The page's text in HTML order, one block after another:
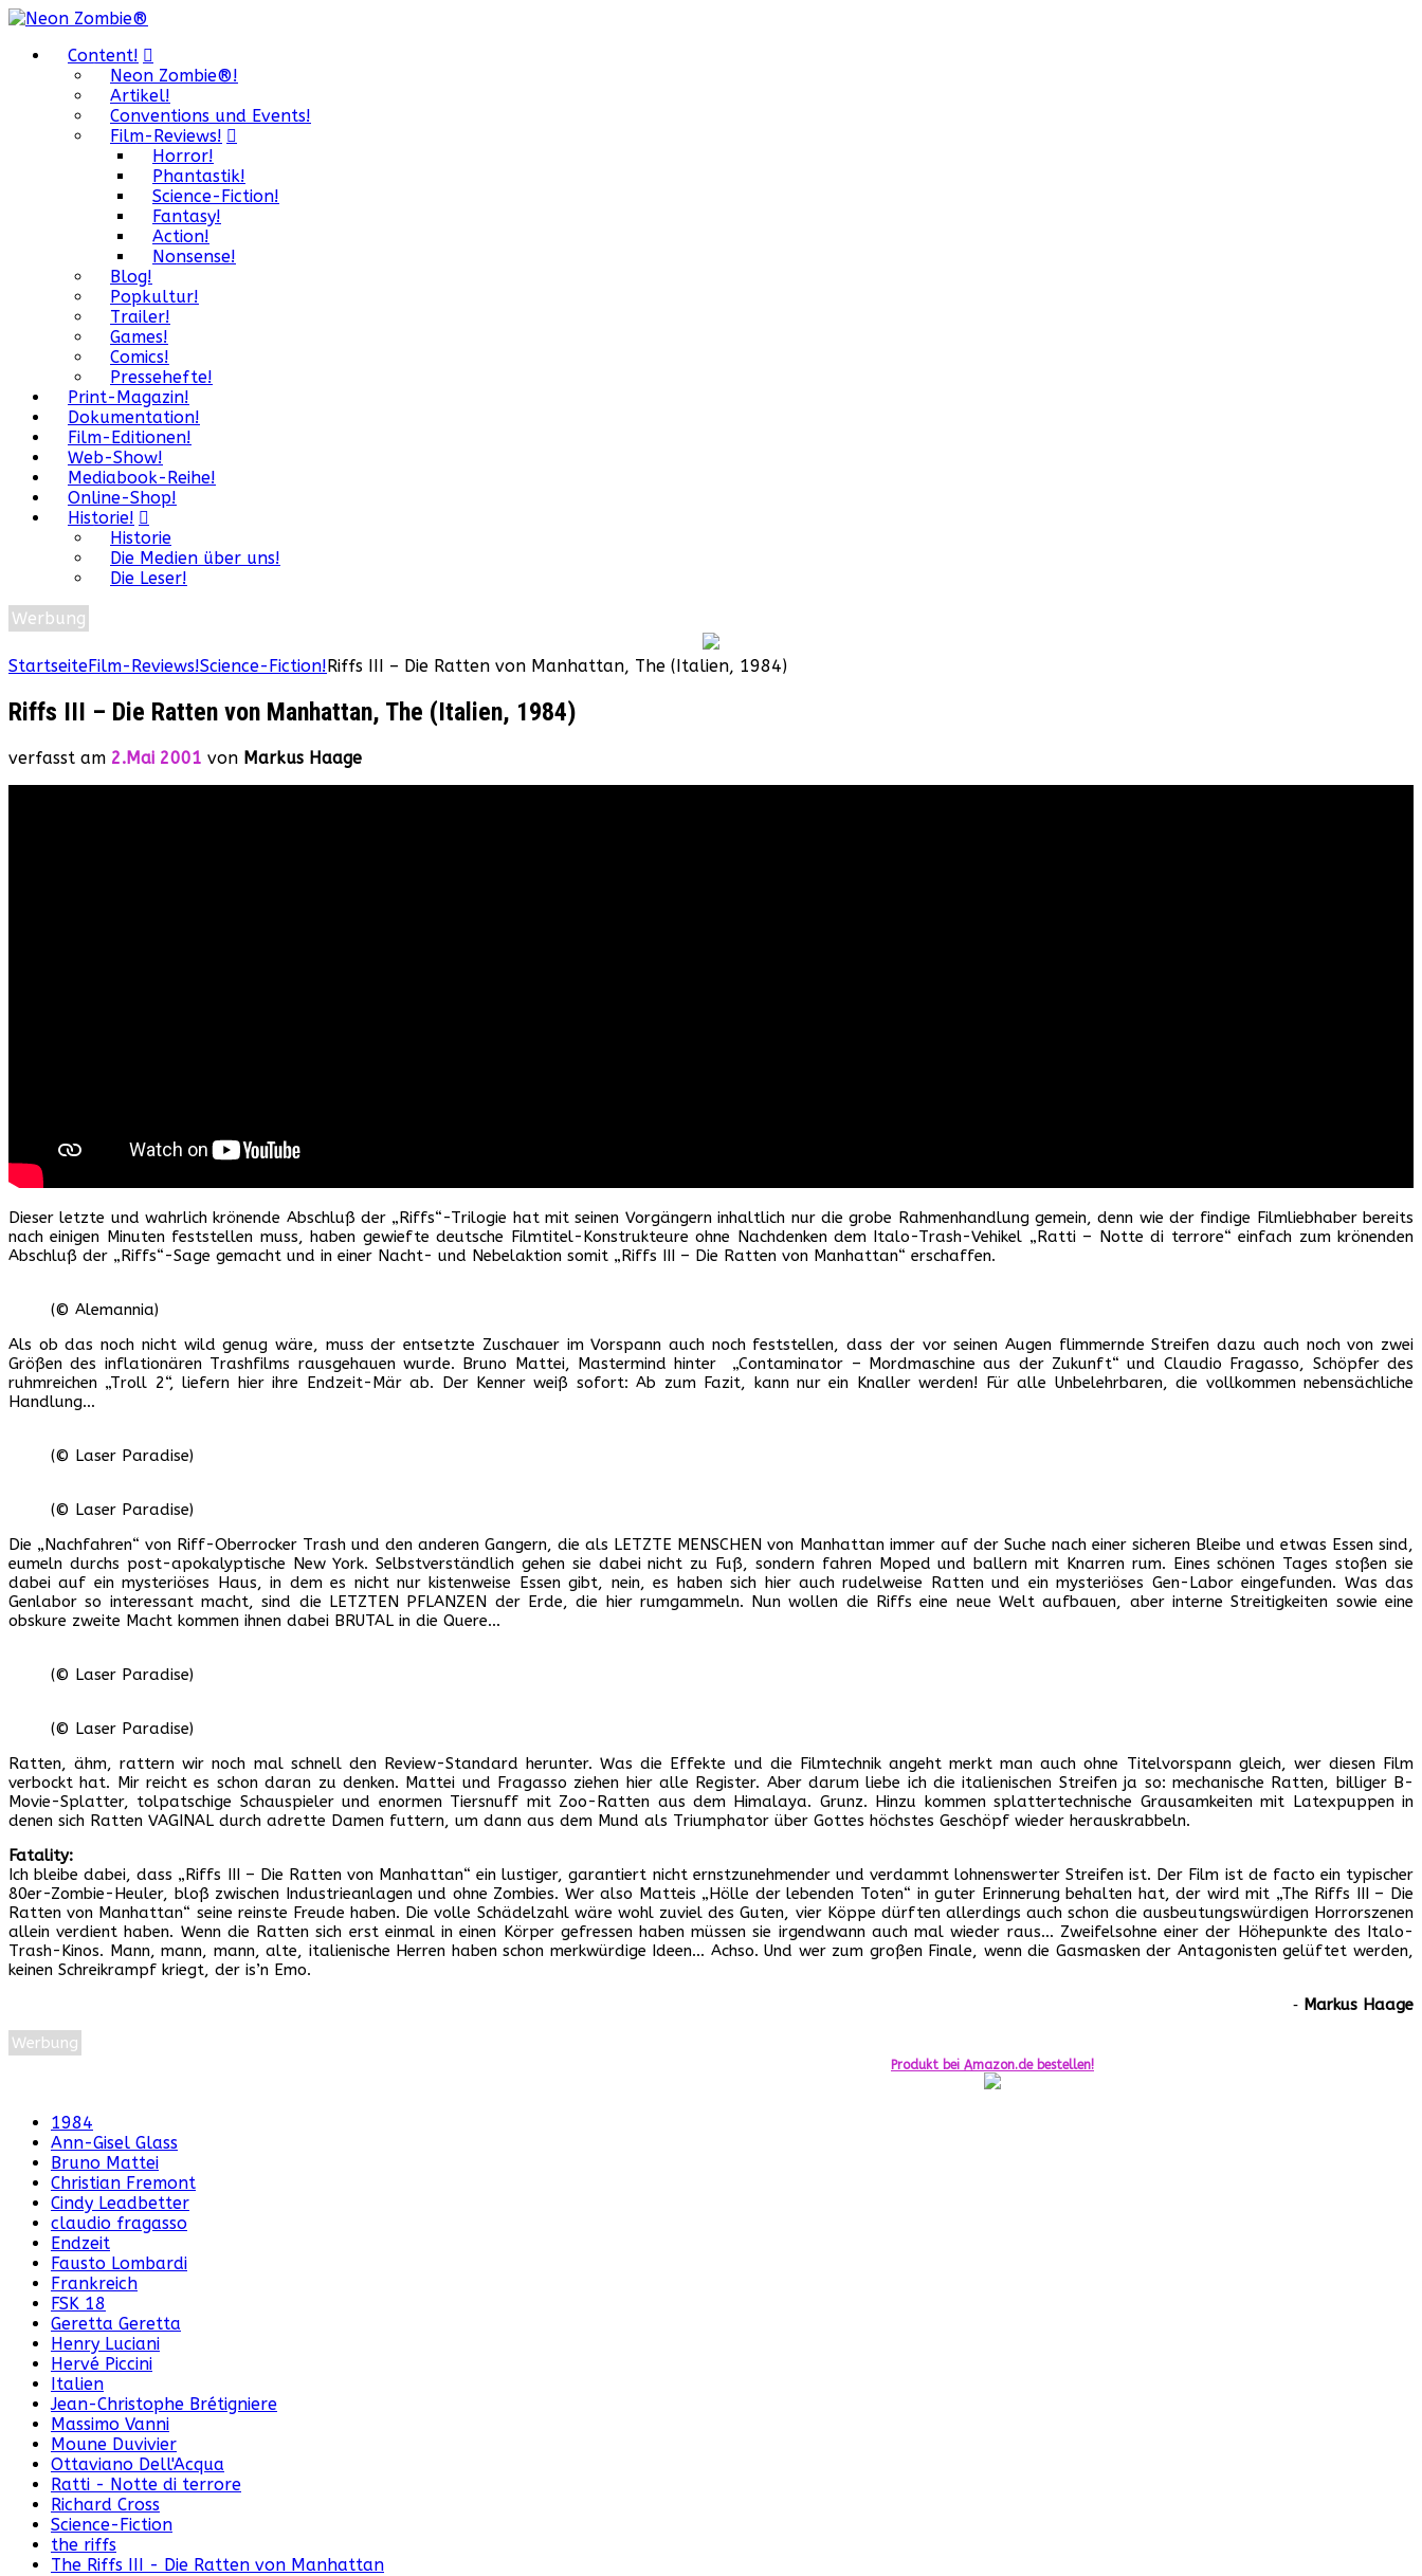
Content!
Neon Zombie®!
Artikel!
Conventions und Events!
Film-Reviews!
Horror!
Phantastik!
Science-Fiction!
Fantasy!
Action!
Nonsense!
Blog!
Popkultur!
Trailer!
Games!
Comics!
Pressehefte!
Print-Magazin!
Dokumentation!
Film-Editionen!
Web-Show!
Mediabook-Reihe!
Online-Shop!
Historie!
Historie
Die Medien über uns!
Die Leser!
Werbung
StartseiteFilm-Reviews!Science-Fiction!Riffs III – Die Ratten von Manhattan, The (Italien, 1984)
Riffs III – Die Ratten von Manhattan, The (Italien, 1984)
verfasst am 2.Mai 2001 von Markus Haage
Dieser letzte und wahrlich krönende Abschluß der „Riffs“-Trilogie hat mit seinen Vorgängern inhaltlich nur die grobe Rahmenhandlung gemein, denn wie der findige Filmliebhaber bereits
nach einigen Minuten feststellen muss, haben gewiefte deutsche Filmtitel-Konstrukteure ohne Nachdenken dem Italo-Trash-Vehikel „Ratti – Notte di terrore“ einfach zum krönenden
Abschluß der „Riffs“-Sage gemacht und in einer Nacht- und Nebelaktion somit „Riffs III – Die Ratten von Manhattan“ erschaffen.
(© Alemannia)
Als ob das noch nicht wild genug wäre, muss der entsetzte Zuschauer im Vorspann auch noch feststellen, dass der vor seinen Augen flimmernde Streifen dazu auch noch von zwei
Größen des inflationären Trashfilms rausgehauen wurde. Bruno Mattei, Mastermind hinter „Contaminator – Mordmaschine aus der Zukunft“ und Claudio Fragasso, Schöpfer des
ruhmreichen „Troll 2“, liefern hier ihre Endzeit-Mär ab. Der Kenner weiß sofort: Ab zum Fazit, kann nur ein Knaller werden! Für alle Unbelehrbaren, die vollkommen nebensächliche
Handlung…
(© Laser Paradise)
(© Laser Paradise)
Die „Nachfahren“ von Riff-Oberrocker Trash und den anderen Gangern, die als LETZTE MENSCHEN von Manhattan immer auf der Suche nach einer sicheren Bleibe und etwas Essen sind,
eumeln durchs post-apokalyptische New York. Selbstverständlich gehen sie dabei nicht zu Fuß, sondern fahren Moped und ballern mit Knarren rum. Eines schönen Tages stoßen sie
dabei auf ein mysteriöses Haus, in dem es nicht nur kistenweise Essen gibt, nein, es haben sich hier auch rudelweise Ratten und ein mysteriöses Gen-Labor eingefunden. Was das
Genlabor so interessant macht, sind die LETZTEN PFLANZEN der Erde, die hier rumgammeln. Nun wollen die Riffs eine neue Welt aufbauen, aber interne Streitigkeiten sowie eine
obskure zweite Macht kommen ihnen dabei BRUTAL in die Quere…
(© Laser Paradise)
(© Laser Paradise)
Ratten, ähm, rattern wir noch mal schnell den Review-Standard herunter. Was die Effekte und die Filmtechnik angeht merkt man auch ohne Titelvorspann gleich, wer diesen Film
verbockt hat. Mir reicht es schon daran zu denken. Mattei und Fragasso ziehen hier alle Register. Aber darum liebe ich die italienischen Streifen ja so: mechanische Ratten, billiger B-
Movie-Splatter, tolpatschige Schauspieler und enormen Tiersnuff mit Zoo-Ratten aus dem Himalaya. Grunz. Hinzu kommen splattertechnische Grausamkeiten mit Latexpuppen in
denen sich Ratten VAGINAL durch adrette Damen futtern, um dann aus dem Mund als Triumphator über Gottes höchstes Geschöpf wieder herauskrabbeln.
Fatality:
Ich bleibe dabei, dass „Riffs III – Die Ratten von Manhattan“ ein lustiger, garantiert nicht ernstzunehmender und verdammt lohnenswerter Streifen ist. Der Film ist de facto ein typischer
80er-Zombie-Heuler, bloß zwischen Industrieanlagen und ohne Zombies. Wer also Matteis „Hölle der lebenden Toten“ in guter Erinnerung behalten hat, der wird mit „The Riffs III – Die
Ratten von Manhattan“ seine reinste Freude haben. Die volle Schädelzahl wäre wohl zuviel des Guten, vier Köppe dürften allerdings auch schon die ausbeutungswürdigen Horrorszenen
allein verdient haben. Wenn die Ratten sich erst einmal in einen Körper gefressen haben müssen sie irgendwann auch mal wieder raus… Zweifelsohne einer der Höhepunkte des Italo-
Trash-Kinos. Mann, mann, mann, alte, italienische Herren haben schon merkwürdige Ideen… Achso. Und wer zum großen Finale, wenn die Gasmasken der Antagonisten gelüftet werden,
keinen Schreikrampf kriegt, der is’n Emo.
‐ Markus Haage
Werbung
Produkt bei Amazon.de bestellen!
1984
Ann-Gisel Glass
Bruno Mattei
Christian Fremont
Cindy Leadbetter
claudio fragasso
Endzeit
Fausto Lombardi
Frankreich
FSK 18
Geretta Geretta
Henry Luciani
Hervé Piccini
Italien
Jean-Christophe Brétigniere
Massimo Vanni
Moune Duvivier
Ottaviano Dell'Acqua
Ratti - Notte di terrore
Richard Cross
Science-Fiction
the riffs
The Riffs III - Die Ratten von Manhattan